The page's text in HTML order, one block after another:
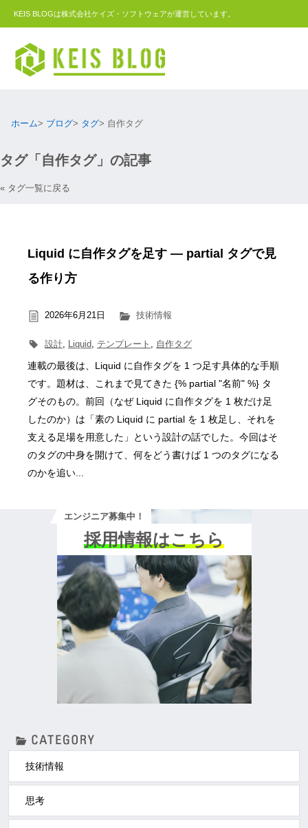
KEIS BLOGは株式会社ケイズ・ソフトウェアが運営しています。
ホーム ブログ タグ 自作タグ
タグ「自作タグ」の記事
« タグ一覧に戻る
Liquid に自作タグを足す ― partial タグで見
る作り方
2026年6月21日 技術情報
設計 Liquid テンプレート 自作タグ
連載の最後は、Liquid に自作タグを 1 つ足す具体的な手順
です。題材は、これまで見てきた {% partial "名前" %} タ
グそのもの。前回（なぜ Liquid に自作タグを 1 枚だけ足
したのか）は「素の Liquid に partial を 1 枚足し、それを
支える足場を用意した」という設計の話でした。今回はそ
のタグの中身を開けて、何をどう書けば 1 つのタグになる
のかを追い...
エンジニア募集中！
採用情報はこちら
技術情報
思考